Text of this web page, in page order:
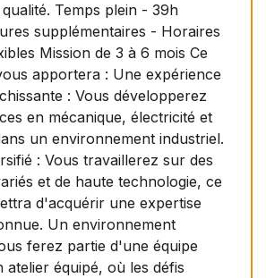
Temps plein - 39h
supplémentaires - Horaires
Mission de 3 à 6 mois Ce
apportera : Une expérience
: Vous développerez
en mécanique, électricité et
un environnement industriel.
: Vous travaillerez sur des
et de haute technologie, ce
d'acquérir une expertise
Un environnement
ferez partie d'une équipe
atelier équipé, où les défis